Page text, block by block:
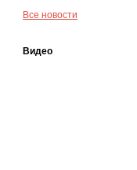
Все новости
Видео